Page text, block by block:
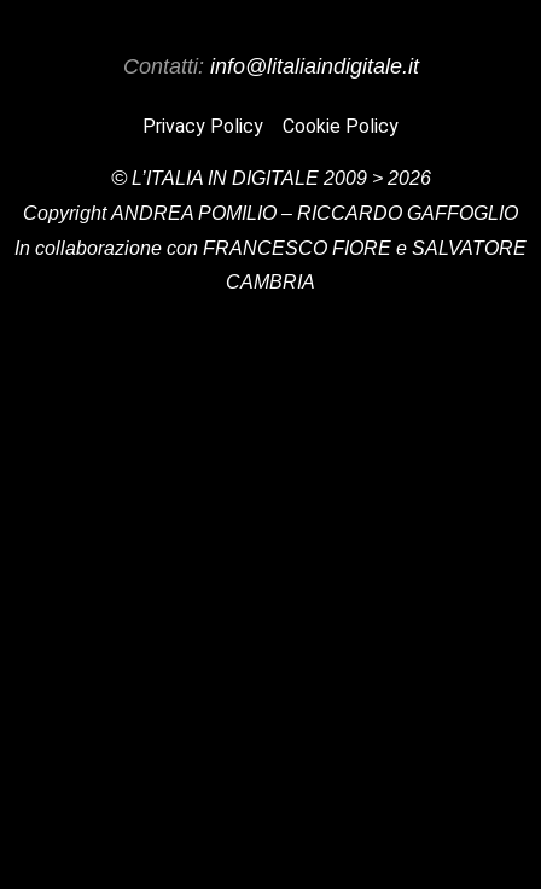
Contatti: info@litaliaindigitale.it
Privacy Policy Cookie Policy
© L’ITALIA IN DIGITALE2009 > 2026
CopyrightANDREA POMILIO – RICCARDO GAFFOGLIO
In collaborazione con FRANCESCO FIORE e SALVATORE
CAMBRIA